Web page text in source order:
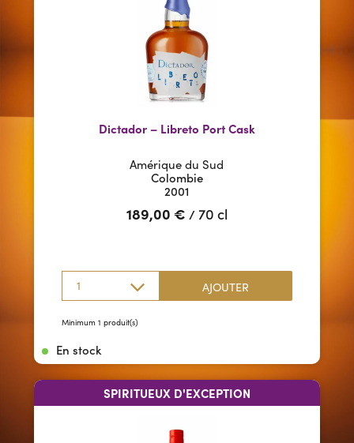
Dictador – Libreto Port Cask
Amérique du Sud
Colombie
2001
189,00 € /70 cl
1 AJOUTER
Minimum 1 produit(s)
En stock
SPIRITUEUX D'EXCEPTION